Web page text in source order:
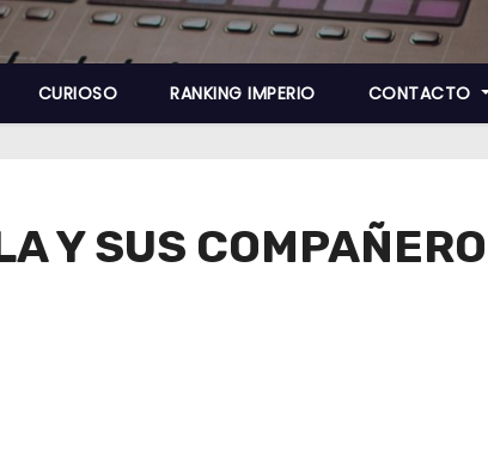
CURIOSO RANKING IMPERIO CONTACTO
Y SUS